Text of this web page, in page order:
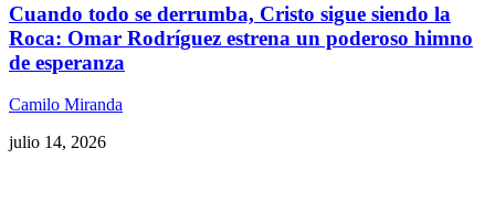
Cuando todo se derrumba, Cristo sigue siendo la
Roca: Omar Rodríguez estrena un poderoso himno
de esperanza
Camilo Miranda
julio 14, 2026